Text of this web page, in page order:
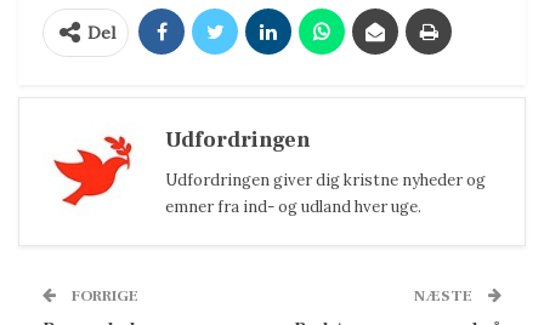
Del
Udfordringen
Udfordringen giver dig kristne nyheder og
emner fra ind- og udland hver uge.
FORRIGE NÆSTE